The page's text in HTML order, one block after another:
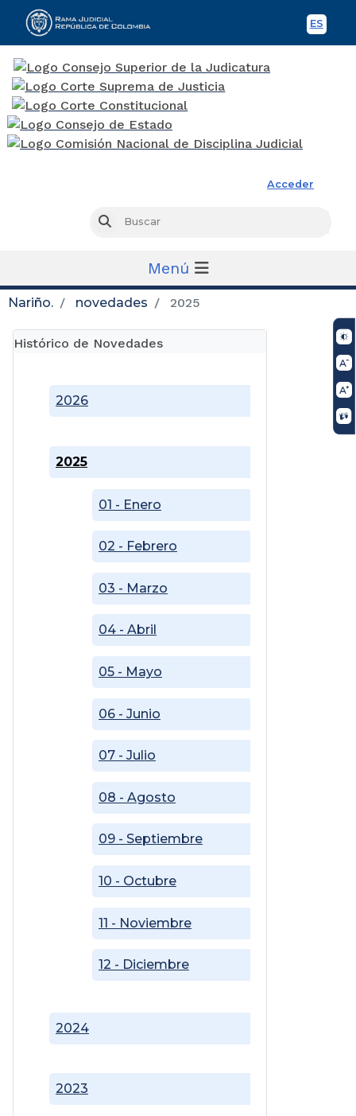
ES
Acceder
Buscar
Menú
Nariño. novedades 2025
Histórico de Novedades
2023
2024
2025
01 - Enero
02 - Febrero
03 - Marzo
04 - Abril
05 - Mayo
06 - Junio
07 - Julio
08 - Agosto
09 - Septiembre
10 - Octubre
11 - Noviembre
12 - Diciembre
2026